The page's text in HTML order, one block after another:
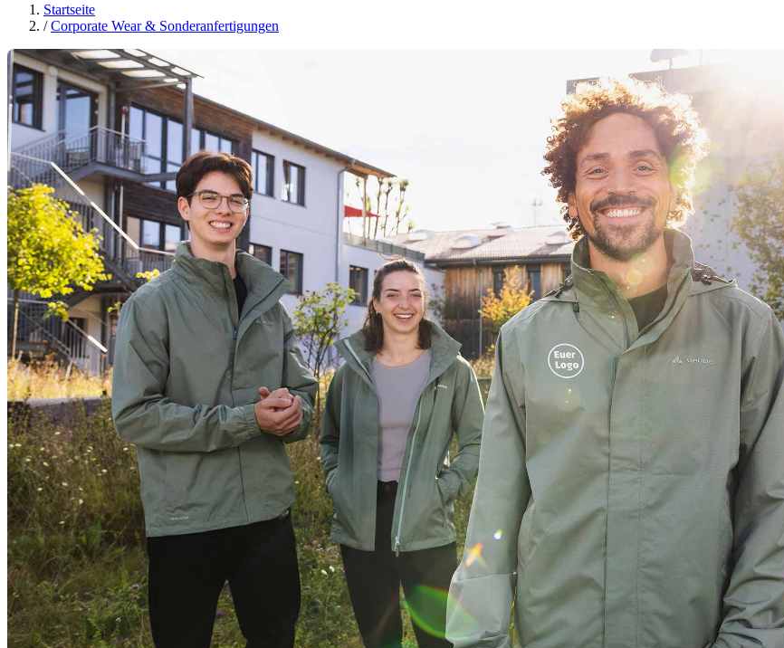
Startseite
/ Corporate Wear & Sonderanfertigungen